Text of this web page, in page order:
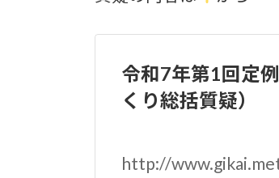
令和7年第1回定
くり総括質疑）
http://